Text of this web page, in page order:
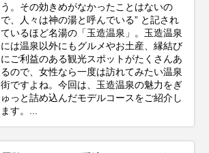
う。その効きめがなかったことはないの
で、人々は神の湯と呼んでいる” と記され
ているほど名湯の「玉造温泉」。玉造温泉
には温泉以外にもグルメやお土産、縁結び
にご利益のある観光スポットがたくさんあ
るので、女性なら一度は訪れてみたい温泉
街ですよね。今回は、玉造温泉の魅力をぎ
ゅっと詰め込んだモデルコースをご紹介し
ます。...